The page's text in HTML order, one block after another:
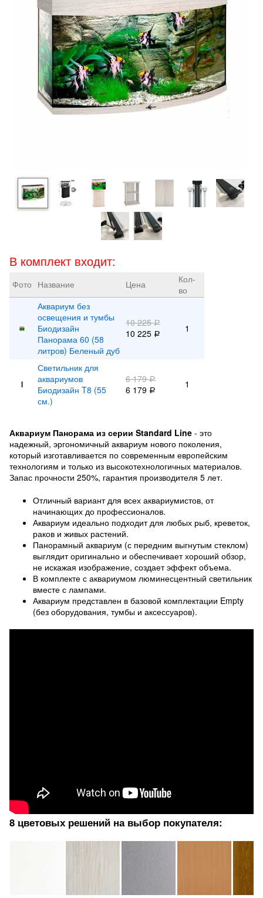
В комплект входит:
Фото Название Цена
Кол-
во
Аквариум без
освещения и тумбы
Биодизайн
Панорама 60 (58
литров) Беленый дуб
10 225Р
10 225 Р 1
Светильник для
аквариумов
Биодизайн T8 (55
см.)
6 179Р
6 179 Р
1
Аквариум Панорама из серии Standard Line - это
надежный, эргономичный аквариум нового поколения,
который изготавливается по современным европейским
технологиям и только из высокотехнологичных материалов.
Запас прочности 250%, гарантия производителя 5 лет.
Отличный вариант для всех аквариумистов, от
начинающих до профессионалов.
Аквариум идеально подходит для любых рыб, креветок,
раков и живых растений.
Панорамный аквариум (с передним выгнутым стеклом)
выглядит оригинально и обеспечивает хороший обзор,
не искажая изображение, создает эффект объема.
В комплекте с аквариумом люминесцентный светильник
вместе с лампами.
Аквариум представлен в базовой комплектации Empty
(без оборудования, тумбы и аксессуаров).
8 цветовых решений на выбор покупателя: